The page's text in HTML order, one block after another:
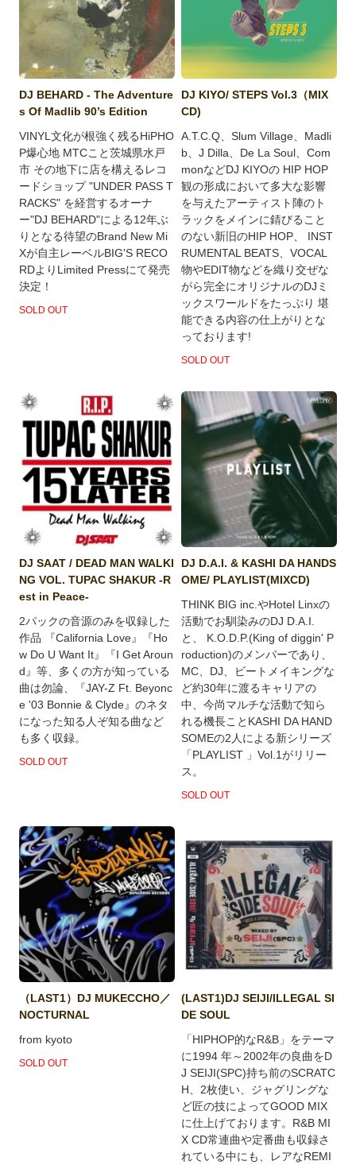
DJ BEHARD - The Adventure
s Of Madlib 90’s Edition
VINYL文化が根強く残るHiPHO
P爆心地 MTCこと茨城県水戸
市 その地下に店を構えるレコ
ードショップ "UNDER PASS T
RACKS" を経営するオーナ
ー"DJ BEHARD"による12年ぶ
りとなる待望のBrand New Mi
Xが自主レーベルBIG'S RECO
RDよりLimited Pressにて発売
決定！
SOLD OUT
DJ KIYO/ STEPS Vol.3（MIX
CD)
A.T.C.Q、Slum Village、Madli
b、J Dilla、De La Soul、Com
monなどDJ KIYOの HIP HOP
観の形成において多大な影響
を与えたアーティスト陣のト
ラックをメインに錆びること
のない新旧のHIP HOP、 INST
RUMENTAL BEATS、VOCAL
物やEDIT物などを織り交ぜな
がら完全にオリジナルのDJミ
ックスワールドをたっぷり 堪
能できる内容の仕上がりとな
っております!
SOLD OUT
DJ SAAT / DEAD MAN WALKI
NG VOL. TUPAC SHAKUR -R
est in Peace-
2パックの音源のみを収録した
作品 『California Love』『Ho
w Do U Want It』『I Get Aroun
d』等、多くの方が知っている
曲は勿論、『JAY-Z Ft. Beyonc
e '03 Bonnie & Clyde』のネタ
になった知る人ぞ知る曲など
も多く収録。
SOLD OUT
DJ D.A.I. & KASHI DA HANDS
OME/ PLAYLIST(MIXCD)
THINK BIG inc.やHotel Linxの
活動でお馴染みのDJ D.A.I.
と、 K.O.D.P.(King of diggin' P
roduction)のメンバーであり、
MC、DJ、ビートメイキングな
ど約30年に渡るキャリアの
中、今尚マルチな活動で知ら
れる機長ことKASHI DA HAND
SOMEの2人による新シリーズ
「PLAYLIST 」Vol.1がリリー
ス。
SOLD OUT
（LAST1）DJ MUKECCHO／
NOCTURNAL
from kyoto
SOLD OUT
(LAST1)DJ SEIJI/ILLEGAL SI
DE SOUL
「HIPHOP的なR&B」をテーマ
に1994 年～2002年の良曲をD
J SEIJI(SPC)持ち前のSCRATC
H、2枚使い、ジャグリングな
ど匠の技によってGOOD MIX
に仕上げております。R&B MI
X CD常連曲や定番曲も収録さ
れている中にも、レアなREMI